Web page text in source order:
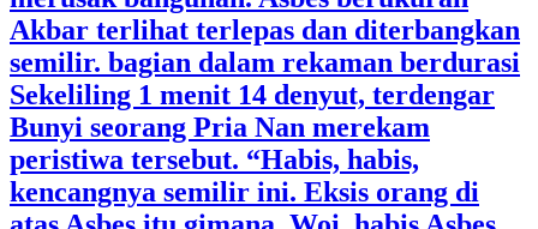
Akbar terlihat terlepas dan diterbangkan
semilir. bagian dalam rekaman berdurasi
Sekeliling 1 menit 14 denyut, terdengar
Bunyi seorang Pria Nan merekam
peristiwa tersebut. “Habis, habis,
kencangnya semilir ini. Eksis orang di